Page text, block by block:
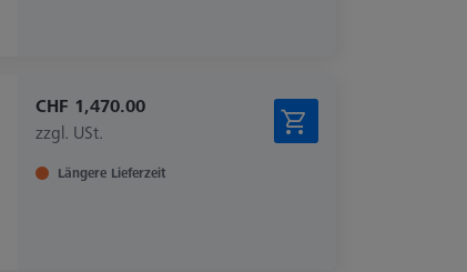
CHF 1,470.00
zzgl. USt.
Längere Lieferzeit